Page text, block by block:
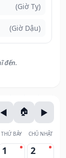
(Giờ Tỵ)
(Giờ Dậu)
đến.
THỨ BẢY CHỦ NHẬT
1 2